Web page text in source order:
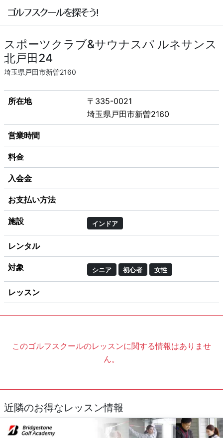
スポーツクラブ&サウナスパ ルネサンス
北戸田24
埼玉県戸田市新曽2160
所在地
〒335-0021
埼玉県戸田市新曽2160
営業時間
料金
入会金
お支払い方法
施設 インドア
レンタル
対象 シニア 初心者 女性
レッスン
このゴルフスクールのレッスンに関する情報はありませ
ん。
近隣のお得なレッスン情報